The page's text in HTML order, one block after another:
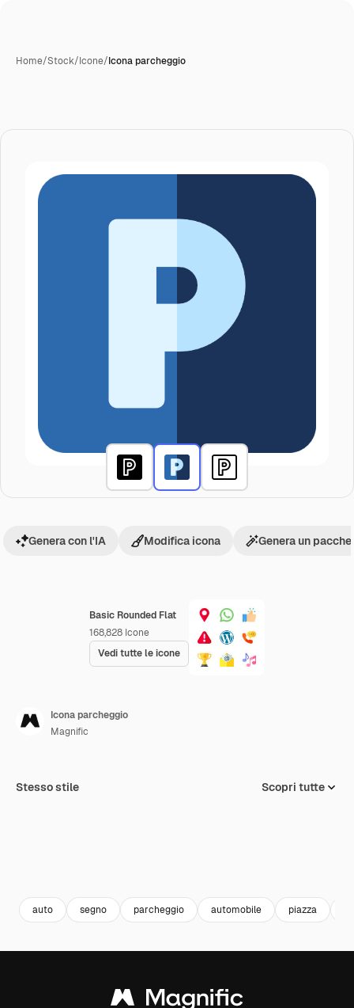
Home/Stock/Icone/Icona parcheggio
Basic Rounded Flat
168,828 Icone
Vedi tutte le icone
Genera con l'IA Modifica icona Genera un
Icona parcheggio
Magnific
Stesso stile Scopri tutte
auto segno parcheggio automobile piazza